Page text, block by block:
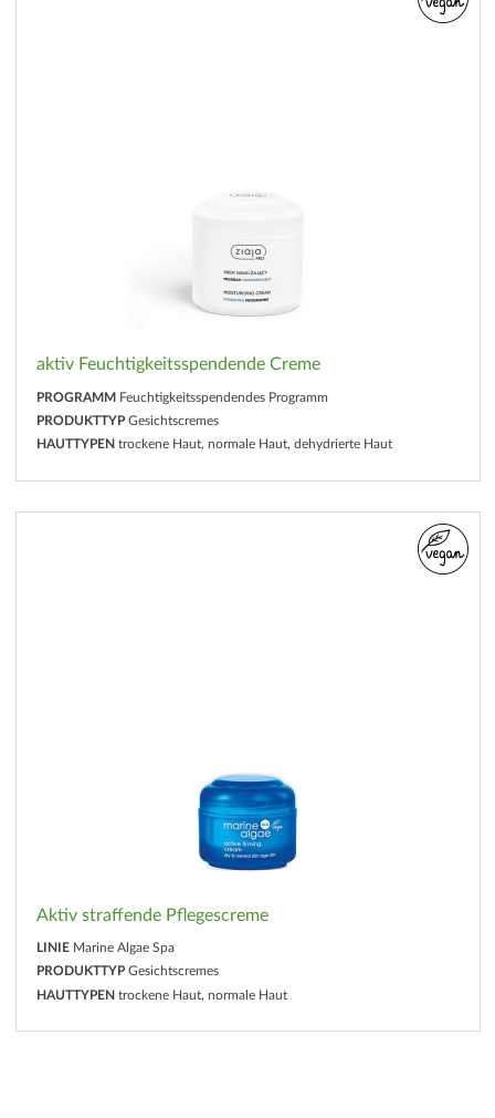
aktiv Feuchtigkeitsspendende Creme
PROGRAMM Feuchtigkeitsspendendes Programm
PRODUKTTYP Gesichtscremes
HAUTTYPEN trockene Haut, normale Haut, dehydrierte Haut
Aktiv straffende Pflegescreme
LINIE Marine Algae Spa
PRODUKTTYP Gesichtscremes
HAUTTYPEN trockene Haut, normale Haut